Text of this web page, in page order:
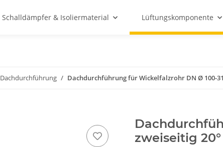
Schalldämpfer & Isoliermaterial Lüftungskomponente
Dachdurchführung Dachdurchführung für Wickelfalzrohr DN Ø 100-
zweiseitig 20°